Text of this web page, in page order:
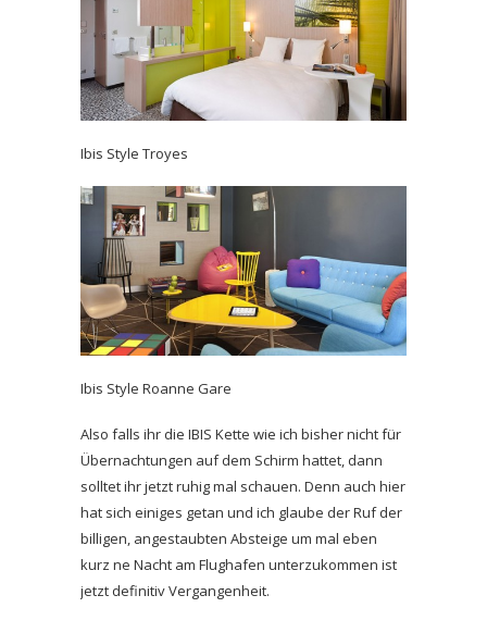
Ibis Style Troyes
Ibis Style Roanne Gare
Also falls ihr die IBIS Kette wie ich bisher nicht für
Übernachtungen auf dem Schirm hattet, dann
solltet ihr jetzt ruhig mal schauen. Denn auch hier
hat sich einiges getan und ich glaube der Ruf der
billigen, angestaubten Absteige um mal eben
kurz ne Nacht am Flughafen unterzukommen ist
jetzt definitiv Vergangenheit.